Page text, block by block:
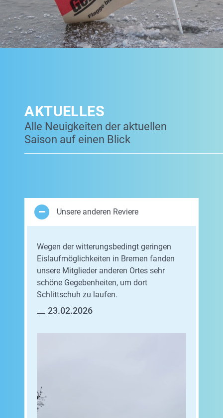
AKTUELLES
Alle Neuigkeiten der aktuellen
Saison auf einen Blick
Unsere anderen Reviere
Wegen der witterungsbedingt geringen
Eislaufmöglichkeiten in Bremen fanden
unsere Mitglieder anderen Ortes sehr
schöne Gegebenheiten, um dort
Schlittschuh zu laufen.
23.02.2026